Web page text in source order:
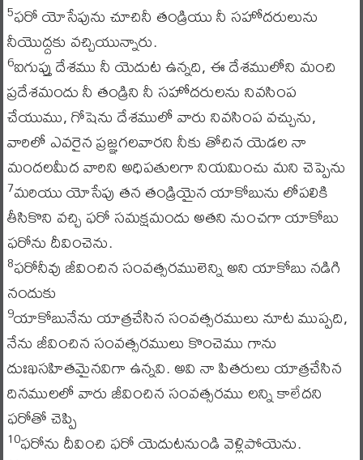
5ఫరో యోసేపును చూచినీ తండ్రియు నీ సహోదరులును
నీయొద్దకు వచ్చియున్నారు.
6ఐగుప్తు దేశము నీ యెదుట ఉన్నది, ఈ దేశములోని మంచి
ప్రదేశమందు నీ తండ్రిని నీ సహోదరులను నివసింప
చేయుము, గోషెను దేశములో వారు నివసింప వచ్చును,
వారిలో ఎవరైన ప్రజ్ఞగలవారని నీకు తోచిన యెడల నా
మందలమీద వారిని అధిపతులగా నియమించు మని చెప్పెను
7మరియు యోసేపు తన తండ్రియైన యాకోబును లోపలికి
తీసికొని వచ్చి ఫరో సమక్షమందు అతని నుంచగా యాకోబు
ఫరోను దీవించెను.
8ఫరోనీవు జీవించిన సంవత్సరములెన్ని అని యాకోబు నడిగి
నందుకు
9యాకోబునేను యాత్రచేసిన సంవత్సరములు నూట ముప్పది,
నేను జీవించిన సంవత్సరములు కొంచెము గాను
దుఃఖసహితమైనవిగా ఉన్నవి. అవి నా పితరులు యాత్రచేసిన
దినములలో వారు జీవించిన సంవత్సరము లన్ని కాలేదని
ఫరోతో చెప్పి
10ఫరోను దీవించి ఫరో యెదుటనుండి వెళ్లిపోయెను.